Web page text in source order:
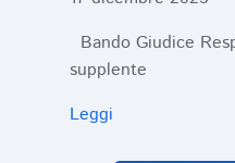
Bando Giudice
supplente
Leggi